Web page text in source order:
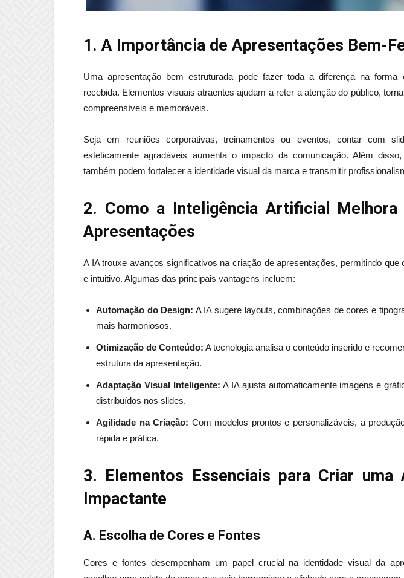
1. A Importância de Apresentações Bem-
Uma apresentação bem estruturada pode fazer toda a diferença na
recebida. Elementos visuais atraentes ajudam a reter a atenção do público,
compreensíveis e memoráveis.
Seja em reuniões corporativas, treinamentos ou eventos, contar com
esteticamente agradáveis aumenta o impacto da comunicação. Além
também podem fortalecer a identidade visual da marca e transmitir
2. Como a Inteligência Artificial Melhora
Apresentações
A IA trouxe avanços significativos na criação de apresentações, permitindo
e intuitivo. Algumas das principais vantagens incluem:
Automação do Design: A IA sugere layouts, combinações de cores e
mais harmoniosos.
Otimização de Conteúdo: A tecnologia analisa o conteúdo inserido e
estrutura da apresentação.
Adaptação Visual Inteligente: A IA ajusta automaticamente imagens e
distribuídos nos slides.
Agilidade na Criação: Com modelos prontos e personalizáveis, a
rápida e prática.
3. Elementos Essenciais para Criar uma
Impactante
A. Escolha de Cores e Fontes
Cores e fontes desempenham um papel crucial na identidade visual da